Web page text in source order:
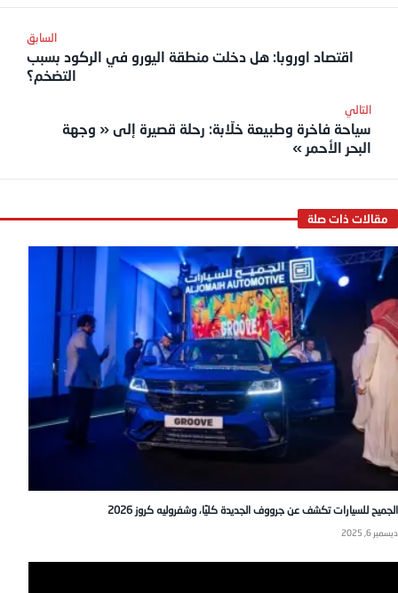
اقتصاد اوروبا: هل دخلت منطقة اليورو في الركود بسبب
التضخم؟
سياحة فاخرة وطبيعة خلّابة: رحلة قصيرة إلى « وجهة
البحر الأحمر »
الجميح للسيارات تكشف عن جرووف الجديدة كليًا، وشفروليه كروز 2026
ديسمبر 6, 2025